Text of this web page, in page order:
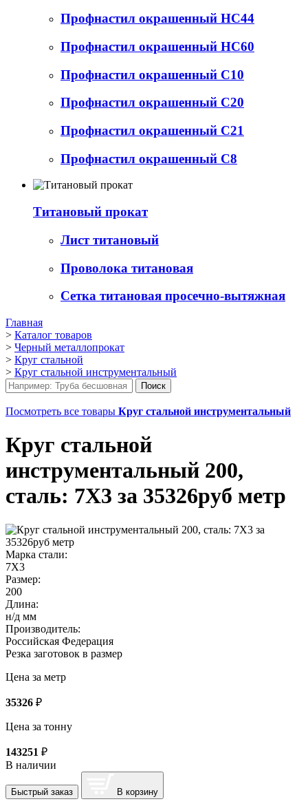
Профнастил окрашенный НС44
Профнастил окрашенный НС60
Профнастил окрашенный С10
Профнастил окрашенный С20
Профнастил окрашенный С21
Профнастил окрашенный С8
Титановый прокат
Лист титановый
Проволока титановая
Сетка титановая просечно-вытяжная
Главная
> Каталог товаров
> Черный металлопрокат
> Круг стальной
> Круг стальной инструментальный
Посмотреть все товары Круг стальной инструментальный
Круг стальной
инструментальный 200,
сталь: 7Х3 за 35326руб метр
Марка стали:
7Х3
Размер:
200
Длина:
н/д мм
Производитель:
Российская Федерация
Резка заготовок в размер
Цена за метр
35326 ₽
Цена за тонну
143251 ₽
В наличии
Быстрый заказ В корзину